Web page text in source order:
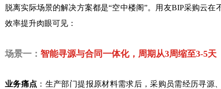
脱离实际场景的解决方案都是“空中楼阁”。用友BIP采购云在
效率提升肉眼可见：
场景一： 智能寻源与合同一体化，周期从3周缩至3-5天
业务痛点 ：生产部门提报原材料需求后，采购员需经历寻源